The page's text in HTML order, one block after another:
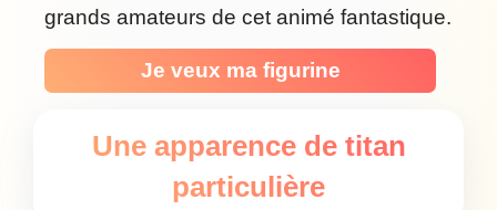
grands amateurs de cet animé fantastique.
Je veux ma figurine
Une apparence de titan
particulière